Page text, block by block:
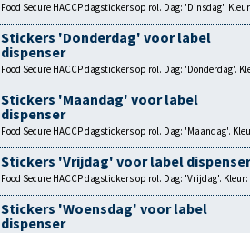
Food Secure HACCP dagstickers op rol. Dag: 'Dinsdag'.
Stickers 'Donderdag' voor label
dispenser
Food Secure HACCP dagstickers op rol. Dag: 'Donderdag'.
Stickers 'Maandag' voor label
dispenser
Food Secure HACCP dagstickers op rol. Dag: 'Maandag'.
Stickers 'Vrijdag' voor label dispenser
Food Secure HACCP dagstickers op rol. Dag: 'Vrijdag'.
Stickers 'Woensdag' voor label
dispenser